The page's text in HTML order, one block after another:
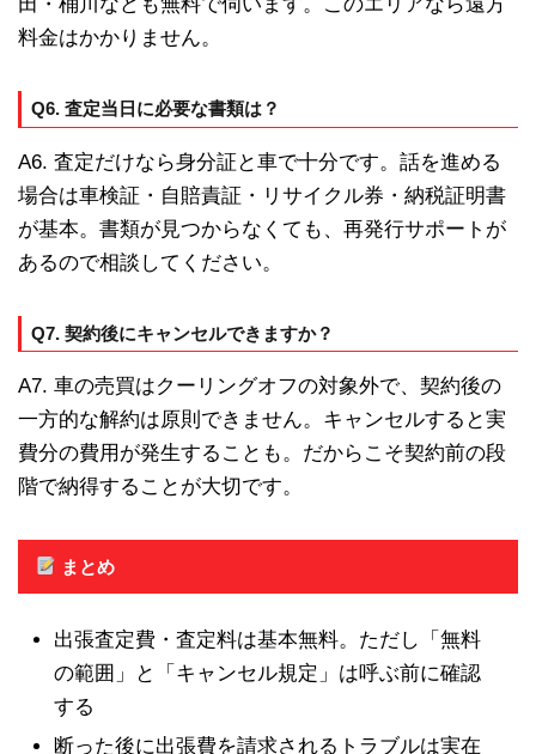
田・桶川なども無料で伺います。このエリアなら遠方
料金はかかりません。
Q6. 査定当日に必要な書類は？
A6. 査定だけなら身分証と車で十分です。話を進める
場合は車検証・自賠責証・リサイクル券・納税証明書
が基本。書類が見つからなくても、再発行サポートが
あるので相談してください。
Q7. 契約後にキャンセルできますか？
A7. 車の売買はクーリングオフの対象外で、契約後の
一方的な解約は原則できません。キャンセルすると実
費分の費用が発生することも。だからこそ契約前の段
階で納得することが大切です。
まとめ
出張査定費・査定料は基本無料。ただし「無料
の範囲」と「キャンセル規定」は呼ぶ前に確認
する
断った後に出張費を請求されるトラブルは実在